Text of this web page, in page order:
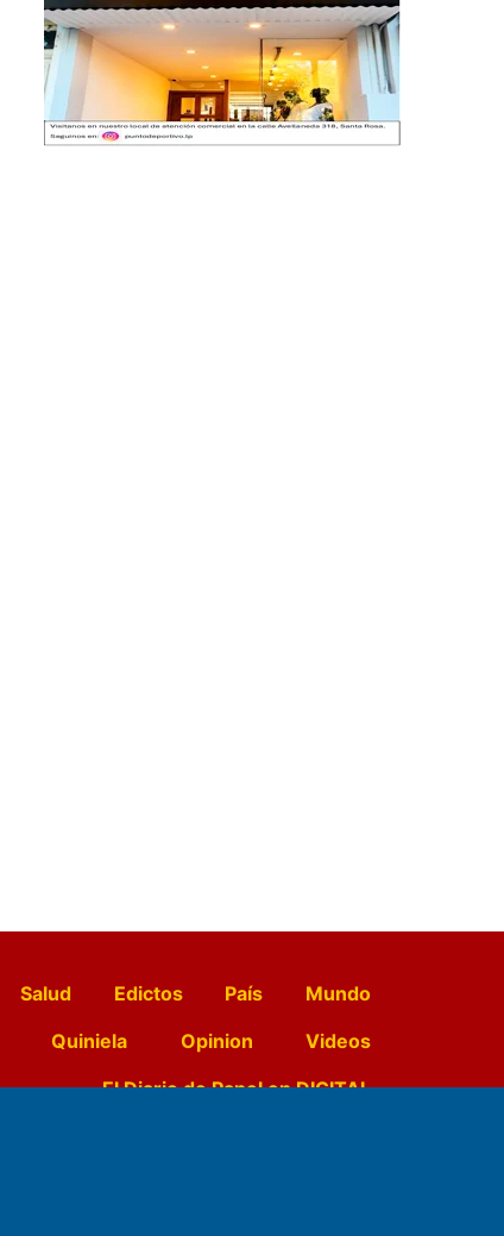
Salud Edictos País
Mundo
Quiniela Opinion
Videos
El Diario de Papel en DIGITAL